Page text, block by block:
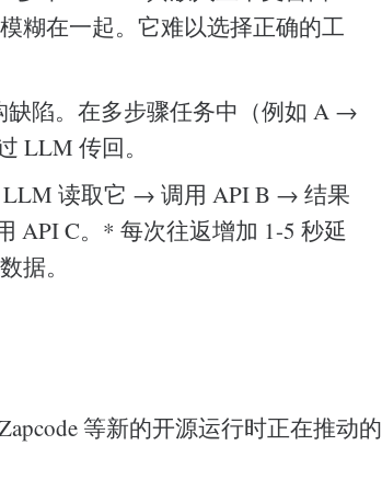
糊在一起。它难以选择正确的工
缺陷。在多步骤任务中（例如 A →
LLM 传回。
读取它 → 调用 API B → 结果
C。* 每次往返增加 1-5 秒延
据。
等新的开源运行时正在推动的